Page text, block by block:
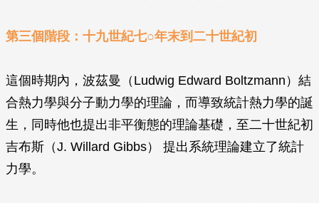
第三個階段：十九世紀七○年末到二十世紀初
這個時期內，波茲曼（Ludwig Edward Boltzmann）結
合熱力學與分子動力學的理論，而導致統計熱力學的誕
生，同時他也提出非平衡態的理論基礎，至二十世紀初
吉布斯（J. Willard Gibbs） 提出系統理論建立了統計
力學。